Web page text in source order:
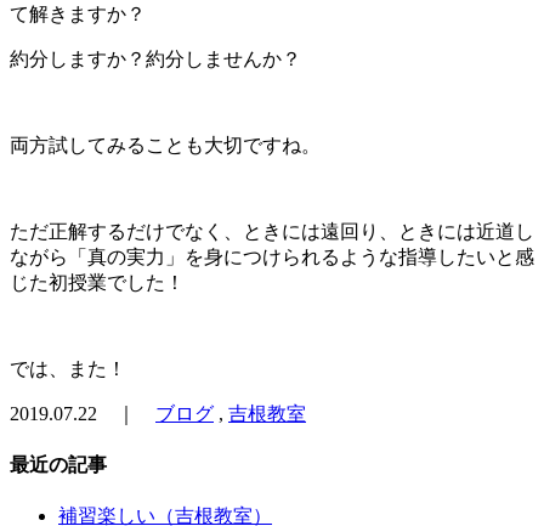
て解きますか？
約分しますか？約分しませんか？
両方試してみることも大切ですね。
ただ正解するだけでなく、ときには遠回り、ときには近道し
ながら「真の実力」を身につけられるような指導したいと感
じた初授業でした！
では、また！
2019.07.22 ｜ ブログ , 吉根教室
最近の記事
補習楽しい（吉根教室）